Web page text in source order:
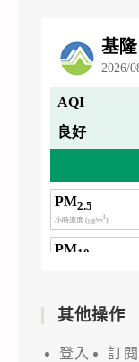
其他操作
登入
訂